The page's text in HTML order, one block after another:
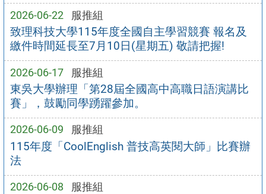
2026-06-22 服推組
致理科技大學115年度全國自主學習競賽 報名及
繳件時間延長至7月10日(星期五) 敬請把握!
2026-06-17 服推組
東吳大學辦理「第28屆全國高中高職日語演講比
賽」，鼓勵同學踴躍參加。
2026-06-09 服推組
115年度「CoolEnglish 普技高英閱大師」比賽辦
法
2026-06-08 服推組